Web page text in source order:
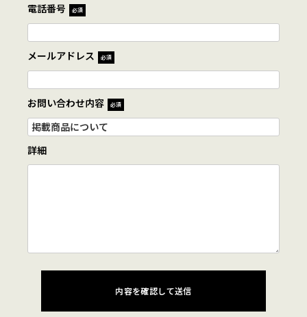
電話番号 必須
メールアドレス 必須
お問い合わせ内容 必須
詳細